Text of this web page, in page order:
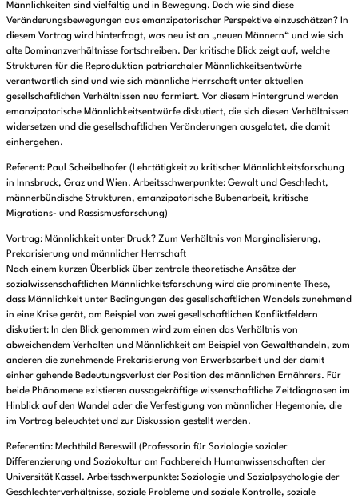
Männlichkeiten sind vielfältig und in Bewegung. Doch wie sind diese
Veränderungsbewegungen aus emanzipatorischer Perspektive einzuschätzen? In
diesem Vortrag wird hinterfragt, was neu ist an „neuen Männern“ und wie sich
alte Dominanzverhältnisse fortschreiben. Der kritische Blick zeigt auf, welche
Strukturen für die Reproduktion patriarchaler Männlichkeitsentwürfe
verantwortlich sind und wie sich männliche Herrschaft unter aktuellen
gesellschaftlichen Verhältnissen neu formiert. Vor diesem Hintergrund werden
emanzipatorische Männlichkeitsentwürfe diskutiert, die sich diesen Verhältnissen
widersetzen und die gesellschaftlichen Veränderungen ausgelotet, die damit
einhergehen.
Referent: Paul Scheibelhofer (Lehrtätigkeit zu kritischer Männlichkeitsforschung
in Innsbruck, Graz und Wien. Arbeitsschwerpunkte: Gewalt und Geschlecht,
männerbündische Strukturen, emanzipatorische Bubenarbeit, kritische
Migrations- und Rassismusforschung)
Vortrag: Männlichkeit unter Druck? Zum Verhältnis von Marginalisierung,
Prekarisierung und männlicher Herrschaft
Nach einem kurzen Überblick über zentrale theoretische Ansätze der
sozialwissenschaftlichen Männlichkeitsforschung wird die prominente These,
dass Männlichkeit unter Bedingungen des gesellschaftlichen Wandels zunehmend
in eine Krise gerät, am Beispiel von zwei gesellschaftlichen Konfliktfeldern
diskutiert: In den Blick genommen wird zum einen das Verhältnis von
abweichendem Verhalten und Männlichkeit am Beispiel von Gewalthandeln, zum
anderen die zunehmende Prekarisierung von Erwerbsarbeit und der damit
einher gehende Bedeutungsverlust der Position des männlichen Ernährers. Für
beide Phänomene existieren aussagekräftige wissenschaftliche Zeitdiagnosen im
Hinblick auf den Wandel oder die Verfestigung von männlicher Hegemonie, die
im Vortrag beleuchtet und zur Diskussion gestellt werden.
Referentin: Mechthild Bereswill (Professorin für Soziologie sozialer
Differenzierung und Soziokultur am Fachbereich Humanwissenschaften der
Universität Kassel. Arbeitsschwerpunkte: Soziologie und Sozialpsychologie der
Geschlechterverhältnisse, soziale Probleme und soziale Kontrolle, soziale